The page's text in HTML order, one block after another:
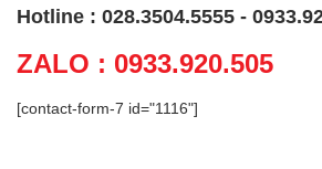
Hotline : 028.3504.5555 -
ZALO : 0933.920.505
[contact-form-7 id="1116"]